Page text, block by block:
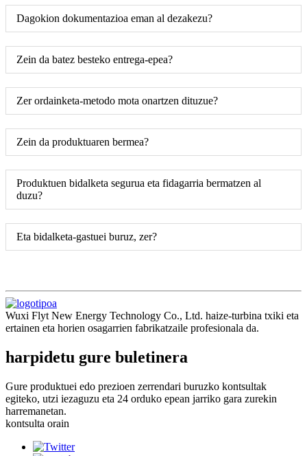
Dagokion dokumentazioa eman al dezakezu?
Zein da batez besteko entrega-epea?
Zer ordainketa-metodo mota onartzen dituzue?
Zein da produktuaren bermea?
Produktuen bidalketa segurua eta fidagarria bermatzen al
duzu?
Eta bidalketa-gastuei buruz, zer?
Wuxi Flyt New Energy Technology Co., Ltd. haize-turbina txiki eta
ertainen eta horien osagarrien fabrikatzaile profesionala da.
harpidetu gure buletinera
Gure produktuei edo prezioen zerrendari buruzko kontsultak
egiteko, utzi iezaguzu eta 24 orduko epean jarriko gara zurekin
harremanetan.
kontsulta orain